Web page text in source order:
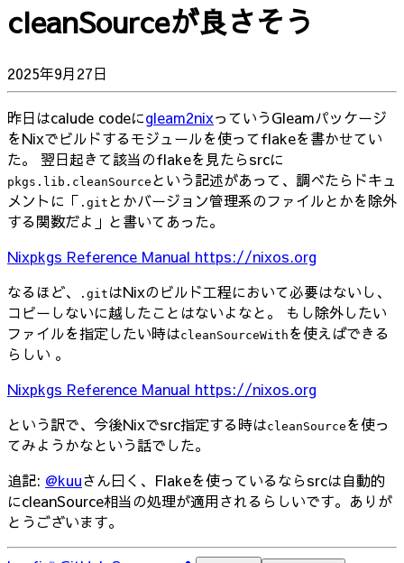
cleanSourceが良さそう
2025年9月27日
昨日はcalude codeにgleam2nixっていうGleamパッケージ
をNixでビルドするモジュールを使ってflakeを書かせてい
た。 翌日起きて該当のflakeを見たらsrcに
pkgs.lib.cleanSource という記述があって、調べたらドキュ
メントに「 .git とかバージョン管理系のファイルとかを除外
する関数だよ」と書いてあった。
Nixpkgs Reference Manual https://nixos.org
なるほど、
.git はNixのビルド工程において必要はないし、
コピーしないに越したことはないよなと。 もし除外したい
ファイルを指定したい時はcleanSourceWith を使えばできる
らしい 。
Nixpkgs Reference Manual https://nixos.org
という訳で、今後Nixでsrc指定する時はcleanSource を使っ
てみようかなという話でした。
追記: @kuuさん曰く、Flakeを使っているならsrcは自動的
にcleanSource相当の処理が適用されるらしいです。ありが
とうございます。